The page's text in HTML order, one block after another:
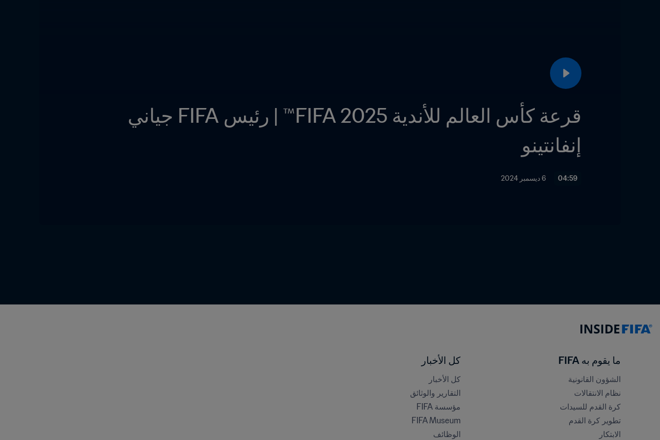
إنفانتينو
04:59 6 ديسمبر 2024
ما يقوم به FIFA
الشؤون القانونية
نظام الانتقالات
كرة القدم للسيدات
تطوير كرة القدم
الابتكار
كل الأخبار
كل الأخبار
التقارير والوثائق
مؤسسة FIFA
FIFA Museum
الوظائف